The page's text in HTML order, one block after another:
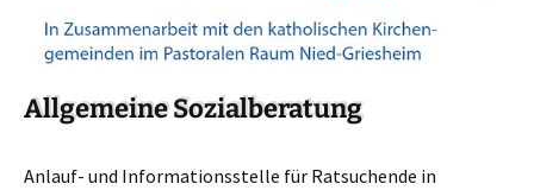
Allgemeine Sozialberatung
Anlauf- und Informationsstelle für Ratsuchende in